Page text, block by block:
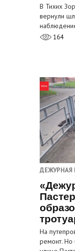
В Тихих
вернули
164
ДЕЖУРНАЯ
На
ремонт. Но